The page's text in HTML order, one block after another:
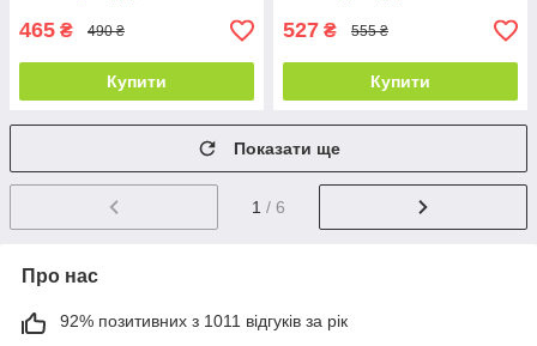
465 ₴ 490 ₴
Купити
527 ₴ 555 ₴
Купити
Показати ще
1 / 6
Про нас
92% позитивних з 1011 відгуків за рік